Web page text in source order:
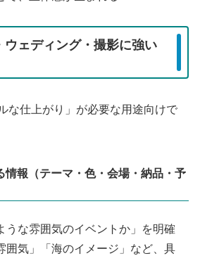
ウェディング・撮影に強い
な仕上がり」が必要な用途向けで
情報（テーマ・色・会場・納品・予
うな雰囲気のイベントか」を明確
囲気」「海のイメージ」など、具